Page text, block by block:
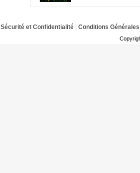
Sécurité et Confidentialité| Conditions Générales